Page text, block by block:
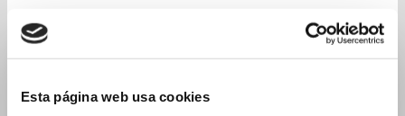
Esta página web usa cookies
8 ml
10 ml
10 ml – 23x46 mm